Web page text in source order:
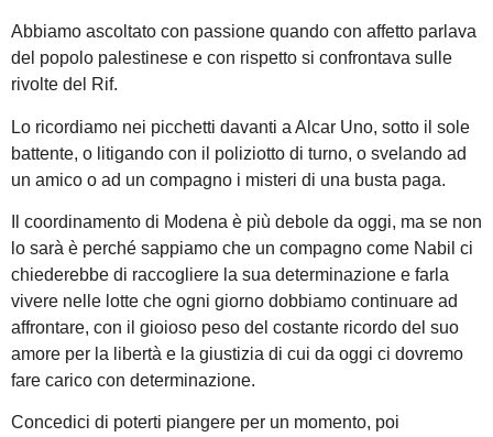
Abbiamo ascoltato con passione quando con affetto parlava
del popolo palestinese e con rispetto si confrontava sulle
rivolte del Rif.
Lo ricordiamo nei picchetti davanti a Alcar Uno, sotto il sole
battente, o litigando con il poliziotto di turno, o svelando ad
un amico o ad un compagno i misteri di una busta paga.
Il coordinamento di Modena è più debole da oggi, ma se non
lo sarà è perché sappiamo che un compagno come Nabil ci
chiederebbe di raccogliere la sua determinazione e farla
vivere nelle lotte che ogni giorno dobbiamo continuare ad
affrontare, con il gioioso peso del costante ricordo del suo
amore per la libertà e la giustizia di cui da oggi ci dovremo
fare carico con determinazione.
Concedici di poterti piangere per un momento, poi